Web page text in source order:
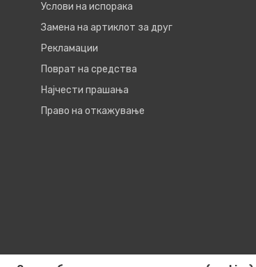
Услови на испорака
Замена на артиклот за друг
Рекламации
Поврат на средства
Најчести прашања
Право на откажување